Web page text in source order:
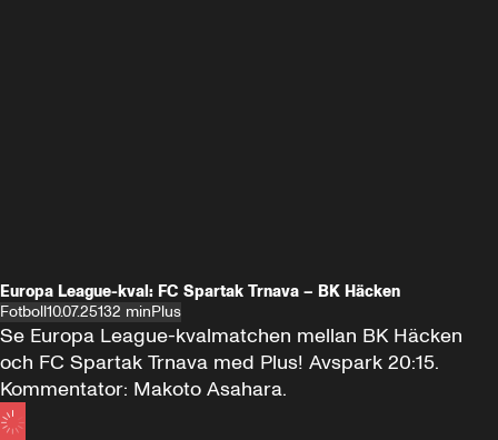
Europa League-kval: FC Spartak Trnava – BK Häcken
Fotboll10.07.25132 minPlus
Se Europa League-kvalmatchen mellan BK Häcken
och FC Spartak Trnava med Plus! Avspark 20:15.
Kommentator: Makoto Asahara.